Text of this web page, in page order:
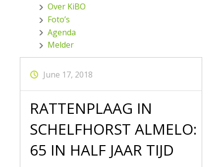
Over KiBO
Foto’s
Agenda
Melder
June 17, 2018
RATTENPLAAG IN
SCHELFHORST ALMELO:
65 IN HALF JAAR TIJD